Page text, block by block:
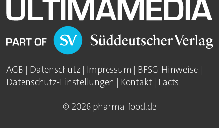
AGB Datenschutz Impressum BFSG-Hinweise
Datenschutz-Einstellungen
Kontakt Facts
© 2026 pharma-food.de